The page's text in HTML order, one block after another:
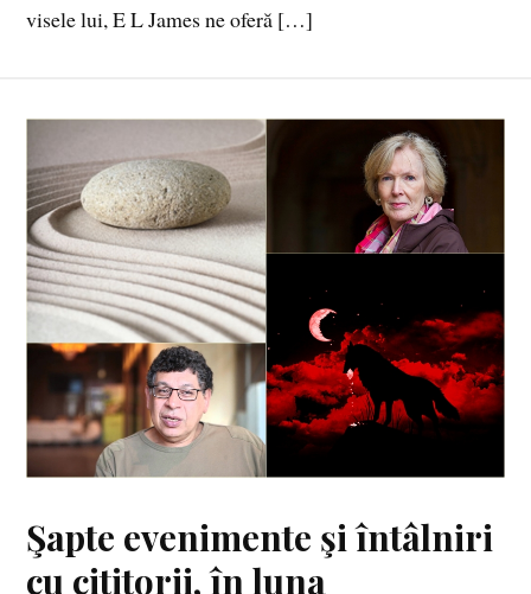
visele lui, E L James ne oferă […]
Şapte evenimente şi întâlniri
cu cititorii, în luna